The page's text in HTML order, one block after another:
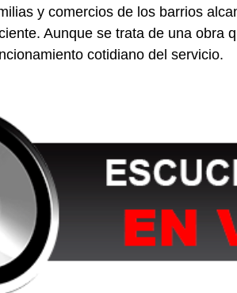
y comercios de los barrios
Aunque se trata de una obra
cotidiano del servicio.